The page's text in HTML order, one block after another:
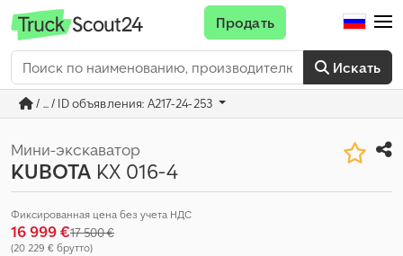
Искать
Продать
/ ... / ID объявления: A217-24-253
Мини-экскаватор
KUBOTA KX 016-4
Фиксированная цена без учета НДС
16 999 €17 500 €
(20 229 € брутто)